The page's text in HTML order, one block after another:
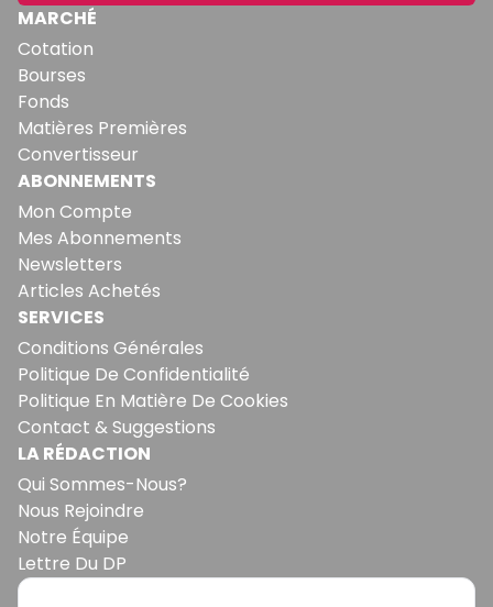
MARCHÉ
Cotation
Bourses
Fonds
Matières Premières
Convertisseur
ABONNEMENTS
Mon Compte
Mes Abonnements
Newsletters
Articles Achetés
SERVICES
Conditions Générales
Politique De Confidentialité
Politique En Matière De Cookies
Contact & Suggestions
LA RÉDACTION
Qui Sommes-Nous?
Nous Rejoindre
Notre Équipe
Lettre Du DP